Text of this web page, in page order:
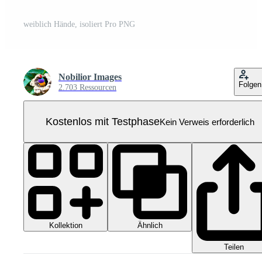
weiblich Hände, isoliert Pro PNG
Nobilior Images
2.703 Ressourcen Folgen
Kostenlos mit TestphaseKein Verweis erforderlich
Kollektion Ähnlich
Teilen